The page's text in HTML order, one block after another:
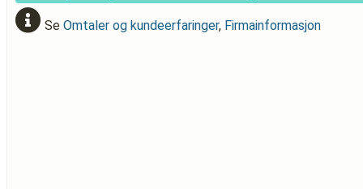
Se Omtaler og kundeerfaringer, Firmainformasjon